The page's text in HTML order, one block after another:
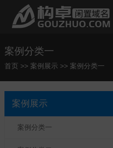
案例分类一
首页 >> 案例展示 >> 案例分类一
案例展示
案例分类一